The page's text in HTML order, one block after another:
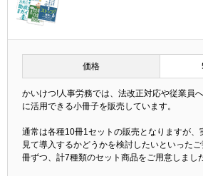
価格
かいけつ!人事労務では、法改正対応や従業員
に活用できる小冊子を販売しています。
通常は各種10冊1セットの販売となりますが、
見て導入するかどうかを検討したいといった
冊ずつ、計7種類のセット商品をご用意しまし